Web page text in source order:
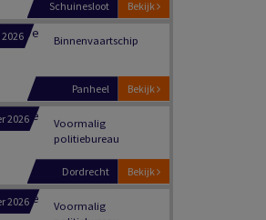
Binnenvaartschip
2026
Voormalig
Dordrecht
2026
Voormalig